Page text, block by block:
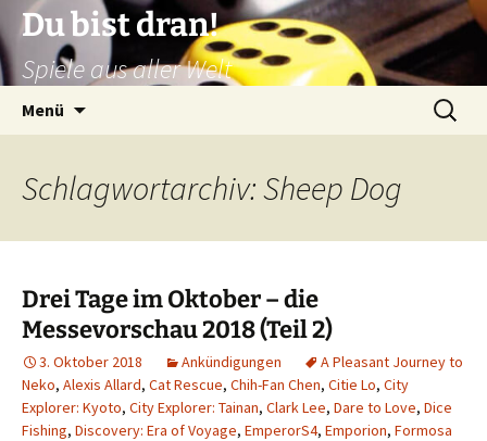
Zum
Inhalt
springen
Du bist dran!
Spiele aus aller Welt
Menü
Suchen
nach:
Schlagwortarchiv: Sheep Dog
Drei Tage im Oktober – die
Messevorschau 2018 (Teil 2)
3. Oktober 2018 Ankündigungen
A Pleasant Journey to
Neko, Alexis Allard, Cat Rescue, Chih-Fan Chen, Citie Lo, City
Explorer: Kyoto, City Explorer: Tainan, Clark Lee, Dare to Love, Dice
Fishing, Discovery: Era of Voyage, EmperorS4, Emporion, Formosa